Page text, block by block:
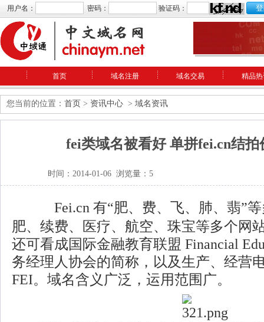
用户名： 密码： 验证码：
首页 域名注册 域名交易 精品
您当前的位置： 首页 > 资讯中心 > 域名资讯
fei类域名被看好 单拼fei.cn结拍
时间：2014-01-06 浏览量：5
Fei.cn 有“肥、费、飞、肺、翡”
肥、续费、医疗、航空、珠宝等多个网
还可看成国际金融教育联盟 Financial
务经理人协会的简称，以及生产、经营
FEI。域名含义广泛，运用范围广。